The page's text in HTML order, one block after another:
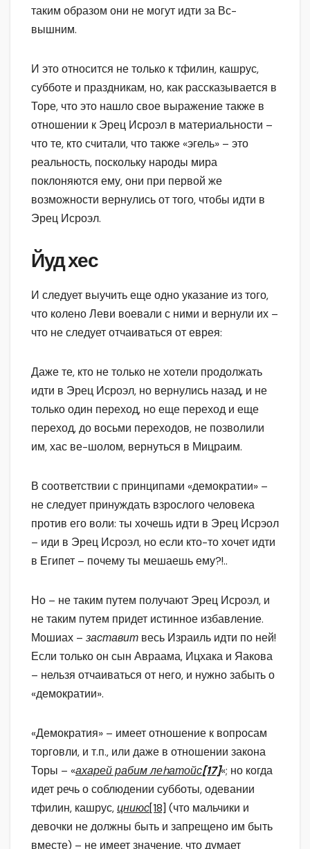
таким образом они не могут идти за Вс-
вышним.
И это относится не только к тфилин, кашрус,
субботе и праздникам, но, как рассказывается в
Торе, что это нашло свое выражение также в
отношении к Эрец Исроэл в материальности –
что те, кто считали, что также «эгель» – это
реальность, поскольку народы мира
поклоняются ему, они при первой же
возможности вернулись от того, чтобы идти в
Эрец Исроэл.
Йуд хес
И следует выучить еще одно указание из того,
что колено Леви воевали с ними и вернули их –
что не следует отчаиваться от еврея:
Даже те, кто не только не хотели продолжать
идти в Эрец Исроэл, но вернулись назад, и не
только один переход, но еще переход и еще
переход, до восьми переходов, не позволили
им, хас ве-шолом, вернуться в Мицраим.
В соответствии с принципами «демократии» –
не следует принуждать взрослого человека
против его воли: ты хочешь идти в Эрец Исрэол
– иди в Эрец Исроэл, но если кто-то хочет идти
в Египет – почему ты мешаешь ему?!..
Но – не таким путем получают Эрец Исроэл, и
не таким путем придет истинное избавление.
Мошиах – заставит весь Израиль идти по ней!
Если только он сын Авраама, Ицхака и Яакова
– нельзя отчаиваться от него, и нужно забыть о
«демократии».
«Демократия» – имеет отношение к вопросам
торговли, и т.п., или даже в отношении закона
Торы – «ахарей рабим леhатойс[17]«; но когда
идет речь о соблюдении субботы, одевании
тфилин, кашрус,цниюс[18] (что мальчики и
девочки не должны быть и запрещено им быть
вместе) – не имеет значение, что думает